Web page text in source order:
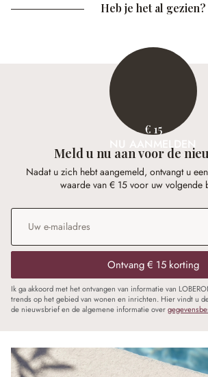
Heb je het al gezien?
€ 15
NU AANMELDEN
Meld u nu aan voor de
Nadat u zich hebt aangemeld, ontvangt u
waarde van € 15 voor uw volgende
E-mailadres
Ontvang € 15 korting
Ik ga akkoord met het ontvangen van informatie van
trends op het gebied van wonen en inrichten. Hier vindt u
de nieuwsbrief en de algemene informatie over